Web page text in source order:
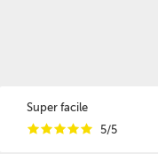
Super facile
iiiii 5/5